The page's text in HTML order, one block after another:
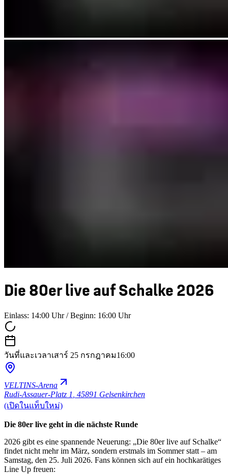
Die 80er live auf Schalke 2026
Einlass: 14:00 Uhr / Beginn: 16:00 Uhr
วันที่และเวลาเสาร์ 25 กรกฎาคม16:00
VELTINS-Arena
Rudi-Assauer-Platz 1 45891 Gelsenkirchen
(เปิดในแท็บใหม่)
Die 80er live geht in die nächste Runde
2026 gibt es eine spannende Neuerung: „Die 80er live auf Schalke“
findet nicht mehr im März, sondern erstmals im Sommer statt – am
Samstag, den 25. Juli 2026. Fans können sich auf ein hochkarätiges
Line Up freuen: